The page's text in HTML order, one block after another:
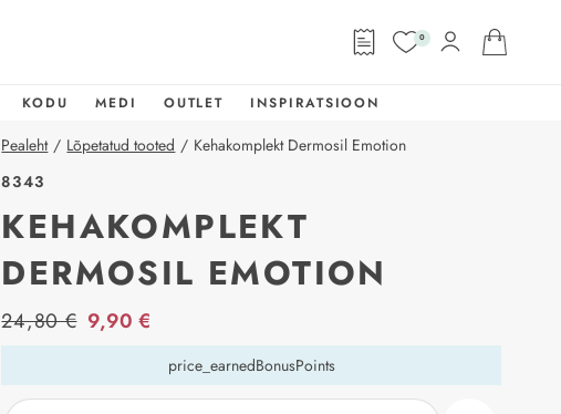
0
KODU MEDI OUTLET INSPIRATSIOON
Pealeht / Lõpetatud tooted / Kehakomplekt Dermosil Emotion
8343
KEHAKOMPLEKT
DERMOSIL EMOTION
price_label
24,80 € 9,90 €
price_earnedBonusPoints